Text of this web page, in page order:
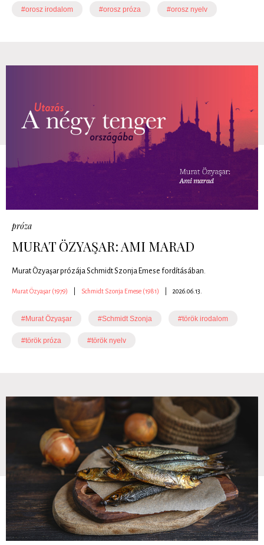
#orosz irodalom #orosz próza #orosz nyelv
próza
MURAT ÖZYAŞAR: AMI MARAD
Murat Özyaşar prózája Schmidt Szonja Emese fordításában.
Murat Özyaşar (1979) Schmidt Szonja Emese (1981) 2026.06.13.
#Murat Özyaşar #Schmidt Szonja #török irodalom
#török próza #török nyelv